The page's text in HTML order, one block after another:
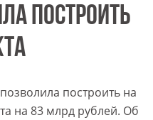
ПОСТРОИТЬ
построить на
на 83 млрд рублей. Об